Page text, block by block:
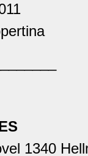
1340